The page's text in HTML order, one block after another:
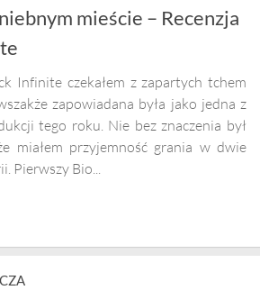
mieście – Recenzja
Infinite czekałem z zapartych tchem
zapowiadana była jako jedna z
tego roku. Nie bez znaczenia był
miałem przyjemność grania w dwie
Pierwszy Bio...